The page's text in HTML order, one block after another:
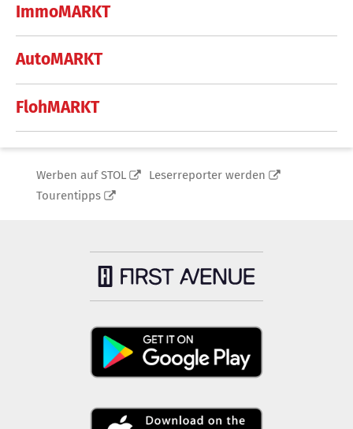
ImmoMARKT
AutoMARKT
FlohMARKT
Werben auf STOL
Leserreporter werden
Tourentipps